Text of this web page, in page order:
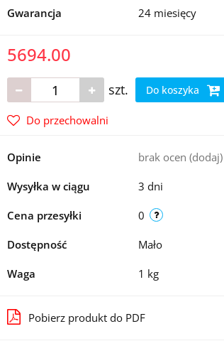
Gwarancja 24 miesięcy
5694.00
szt. Do koszyka
Do przechowalni
Opinie brak ocen (dodaj)
Wysyłka w ciągu 3 dni
Cena przesyłki 0
Dostępność Mało
Waga 1 kg
Pobierz produkt do PDF